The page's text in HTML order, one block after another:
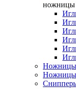
Ножницы
Ножницы